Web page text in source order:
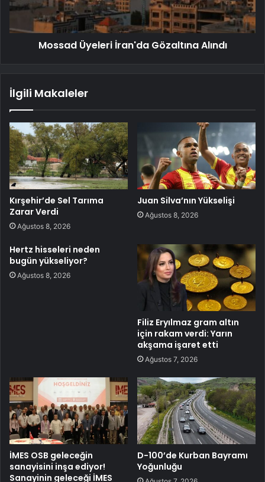
Mossad Üyeleri İran'da Gözaltına Alındı
İlgili Makaleler
Kırşehir’de Sel Tarıma
Zarar Verdi
Ağustos 8, 2026
Juan Silva’nın Yükselişi
Ağustos 8, 2026
Hertz hisseleri neden
bugün yükseliyor?
Ağustos 8, 2026
Filiz Eryılmaz gram altın
için rakam verdi: Yarın
akşama işaret etti
Ağustos 7, 2026
İMES OSB geleceğin
sanayisini inşa ediyor!
Sanayinin geleceği İMES
D-100’de Kurban Bayramı
Yoğunluğu